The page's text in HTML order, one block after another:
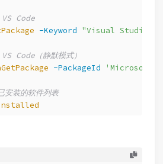
Code
-Keyword "Visual Studio
Code（静默模式）
-PackageId
安装的软件列表